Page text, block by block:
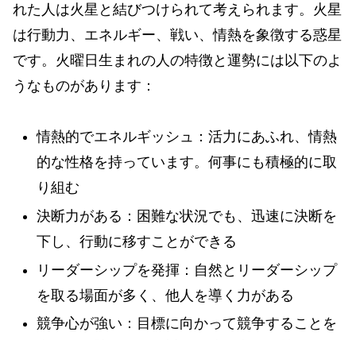
れた人は火星と結びつけられて考えられます。火星
は行動力、エネルギー、戦い、情熱を象徴する惑星
です。火曜日生まれの人の特徴と運勢には以下のよ
うなものがあります：
情熱的でエネルギッシュ：活力にあふれ、情熱
的な性格を持っています。何事にも積極的に取
り組む
決断力がある：困難な状況でも、迅速に決断を
下し、行動に移すことができる
リーダーシップを発揮：自然とリーダーシップ
を取る場面が多く、他人を導く力がある
競争心が強い：目標に向かって競争することを